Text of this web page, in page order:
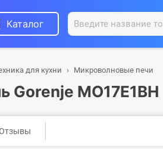
Каталог
для кухни Микроволновые печи
Gorenje MO17E1BH